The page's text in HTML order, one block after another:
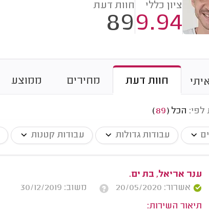
ציון כללי
9.94
חוות דעת
89
חוות דעת מחירים ממוצע
לפי: הכל (
89
)
עבודות גדולות עבודות קטנות
ענר אריאל, בת ים.
אשרור: 20/05/2020
משוב: 30/12/2019
תיאור השירות: